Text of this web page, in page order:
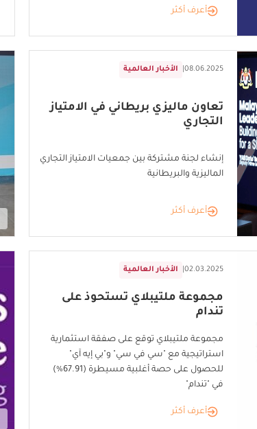
أعرف أكثر
الأخبار العالمية 08.06.2025
تعاون ماليزي بريطاني في الامتياز
التجاري
إنشاء لجنة مشتركة بين جمعيات الامتياز التجاري
الماليزية والبريطانية
أعرف أكثر
الأخبار العالمية 02.03.2025
مجموعة ملتيبلاي تستحوذ على
تندام
مجموعة ملتيبلاي توقع على صفقة استثمارية
استراتيجية مع "سي في سي" و"بي إيه آي"
للحصول على حصة أغلبية مسيطرة (67.91%)
في "تندام"
أعرف أكثر